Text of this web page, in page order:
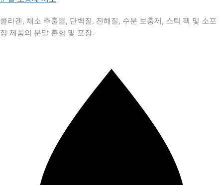
콜라겐, 채소 추출물, 단백질, 전해질, 수분 보충제, 스틱 팩 및 소포
장 제품의 분말 혼합 및 포장.